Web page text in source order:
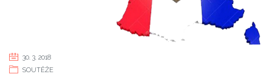
30. 3. 2018
SOUTĚŽE